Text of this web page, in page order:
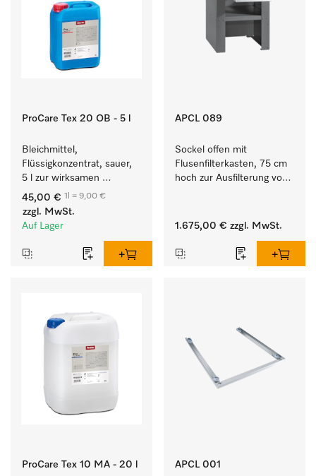
ProCare Tex 20 OB - 5 l
Bleichmittel,
Flüssigkonzentrat, sauer,
5 l zur wirksamen
Entfernung von
hartnäckigen Flecken.
45,00 € 1l = 9,00 €
zzgl. MwSt.
Auf Lager
APCL 089
Sockel offen mit
Flusenfilterkasten, 75 cm
hoch zur Ausfilterung von
1.675,00 € zzgl. MwSt.
ProCare Tex 10 MA - 20 l APCL 001